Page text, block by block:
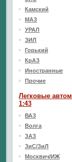
Камский
МАЗ
УРАЛ
ЗИЛ
Горький
КрАЗ
Иностранные
Прочие
Легковые
1:43
ВАЗ
Волга
ЗАЗ
ЗиС/ЗиЛ
Москвич/ИЖ